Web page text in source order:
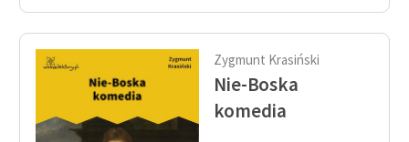
Zygmunt Krasiński
Nie-Boska
komedia